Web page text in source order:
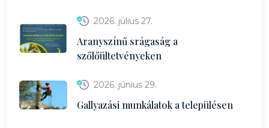
2026. július 27.
Aranyszínű srágaság a
szőlőültetvényeken
2026. június 29.
Gallyazási munkálatok a településen